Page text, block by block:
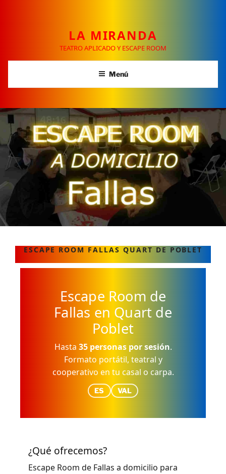
LA MIRANDA
TEATRO APLICADO Y ESCAPE ROOM
Menú
ESCAPE ROOM FALLAS QUART DE POBLET
Escape Room de
Fallas en Quart de
Poblet
Hasta 35 personas por sesión.
Formato portátil, teatral y
cooperativo en tu casal o carpa.
ES VAL
¿Qué ofrecemos?
Escape Room de Fallas a domicilio para